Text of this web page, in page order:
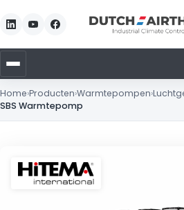
Home›Producten›Warmtepompen›
SBS Warmtepomp